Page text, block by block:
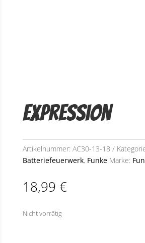
Expression
Artikelnummer: AC30-13-18
Batteriefeuerwerk, Funke Marke:
18,99 €
Nicht vorrätig